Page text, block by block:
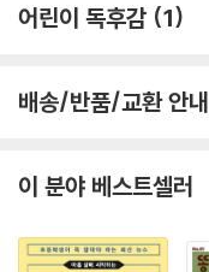
어린이 독후감 1
배송/반품/교환 안내
이 분야 베스트셀러